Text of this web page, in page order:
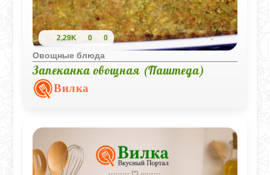
2,29K 0 0
Овощные блюда
Запеканка овощная (Паштеда)
Вилка